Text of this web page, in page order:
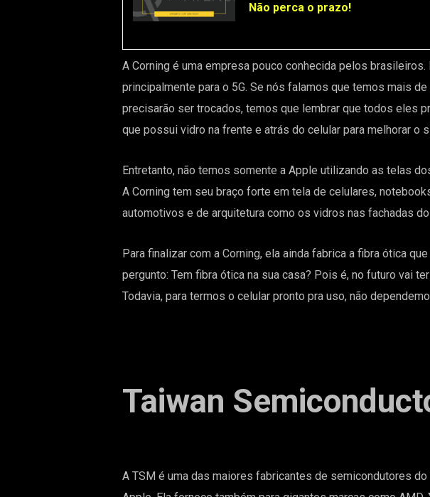
Não perca o prazo!
A Corning é uma empresa pouco conhecida pelos
principalmente para o 5G. Se nós falamos que temos mais
precisarão ser trocados, temos que lembrar que todos eles
que possui vidro na frente e atrás do celular para melhorar o
Entretanto, não temos somente a Apple utilizando as telas
A Corning tem seu braço forte em tela de celulares,
automotivos e de arquitetura como os vidros nas fachadas
Para finalizar com a Corning, ela ainda fabrica a fibra ótica
pergunto: Tem fibra ótica na sua casa? Pois é, no futuro vai
Todavia, para termos o celular pronto pra uso, não
Taiwan
A TSM é uma das maiores fabricantes de semicondutores